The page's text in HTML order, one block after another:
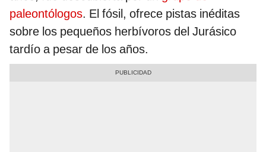
paleontólogos. El fósil, ofrece pistas inéditas
sobre los pequeños herbívoros del Jurásico
tardío a pesar de los años.